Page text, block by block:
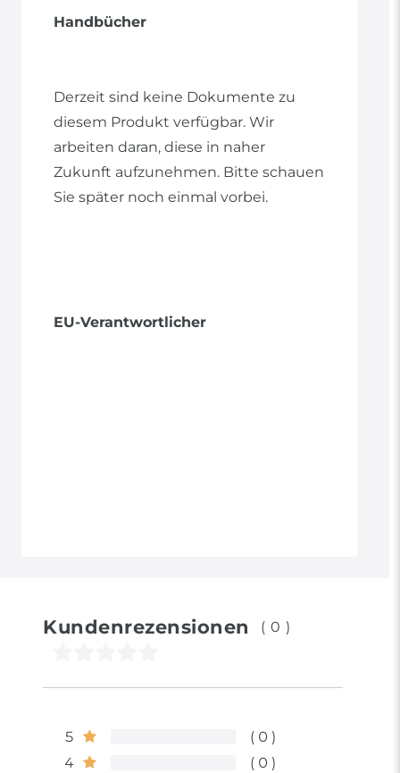
Handbücher
Derzeit sind keine Dokumente zu
diesem Produkt verfügbar. Wir
arbeiten daran, diese in naher
Zukunft aufzunehmen. Bitte schauen
Sie später noch einmal vorbei.
EU-Verantwortlicher
Kundenrezensionen (0)
5
0
4
0